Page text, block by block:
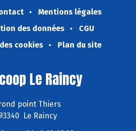
Mentions légales
des données
CGU
cookies
Plan du site
Le Raincy
point Thiers
Le Raincy